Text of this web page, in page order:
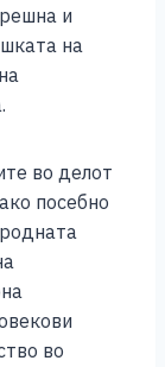
и
на
во делот
посебно
во